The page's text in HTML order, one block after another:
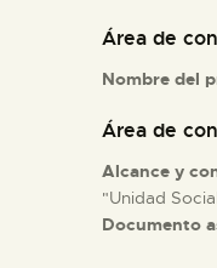
Área de
Nombre del
Área de
Alcance y
"Unidad
Documento